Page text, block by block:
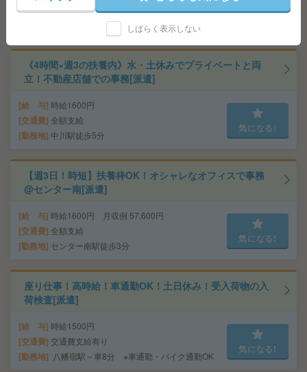
交通費 全額支給
気になる!
《4時間×週3の扶養内》水・土休みでプライベートと両
立！不動産店舗での事務[派遣]
給 与 時給1600円
交通費 全額支給
勤務地 中川駅徒歩5分
気になる!
【週3日！時短】扶養枠OK！オシャレなオフィスで事務
@センター南[派遣]
給 与 時給1600円 月収例 57,600円
交通費 全額支給
勤務地 センター南駅徒歩3分
気になる!
座り仕事！高時給！車通勤OK！土日休み！受入荷物の入
荷検査[派遣]
給 与 時給1500円
交通費 交通費支給有り
勤務地 八幡宿駅～車8分 ※車通勤・バイク通勤OK
気になる!
しばらく表示しない